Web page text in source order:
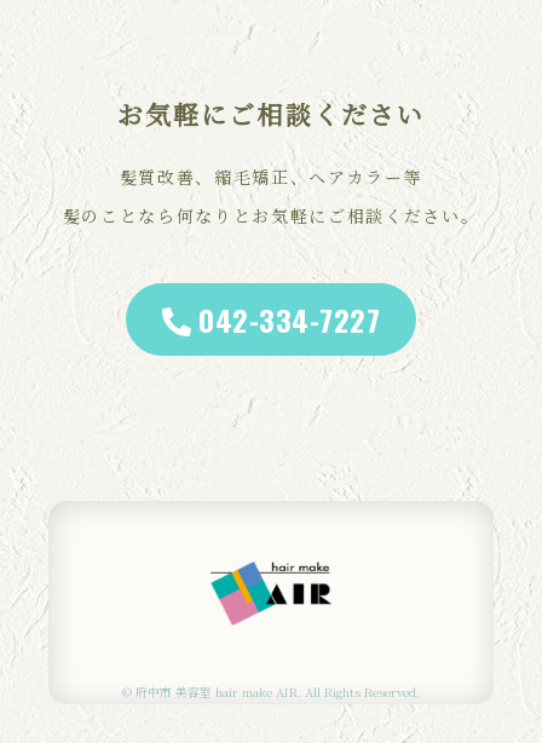
お気軽にご相談ください
髪質改善、縮毛矯正、ヘアカラー等
髪のことなら何なりとお気軽にご相談ください。
042-334-7227
© 府中市 美容室 hair make AIR. All Rights Reserved.